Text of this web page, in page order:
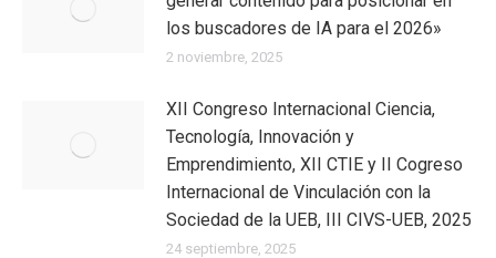
los buscadores de IA para el 2026»
2 noviembre, 2025
XII Congreso Internacional Ciencia,
Tecnología, Innovación y
Emprendimiento, XII CTIE y II Cogreso
Internacional de Vinculación con la
Sociedad de la UEB, III CIVS-UEB, 2025
24 septiembre, 2025